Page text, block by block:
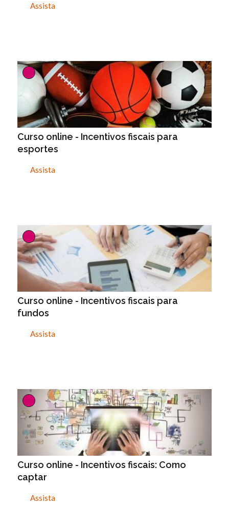
Assista
Curso online - Incentivos fiscais para
esportes
Assista
Curso online - Incentivos fiscais para
fundos
Assista
Curso online - Incentivos fiscais: Como
captar
Assista